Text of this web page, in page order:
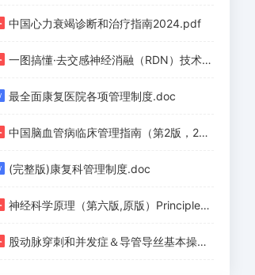
中国心力衰竭诊断和治疗指南2024.pdf
一图搞懂·去交感神经消融（RDN）技术（上）.pdf
最全面康复医院各项管理制度.doc
中国脑血管病临床管理指南（第2版，2023）.pdf
(完整版)康复科管理制度.doc
神经科学原理（第六版,原版）Principles of Neural Science (Sixth Edition) (Eric R. Kandel, John D. Koester etc.) (Z-Library).pdf
股动脉穿刺和并发症＆导管导丝基本操作.pdf